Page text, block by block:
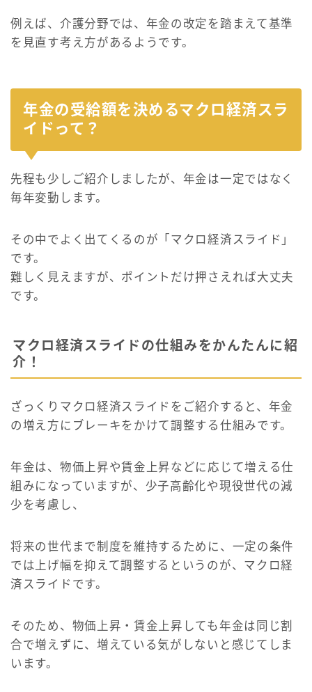
例えば、介護分野では、年金の改定を踏まえて基準
を見直す考え方があるようです。
年金の受給額を決めるマクロ経済スラ
イドって？
先程も少しご紹介しましたが、年金は一定ではなく
毎年変動します。
その中でよく出てくるのが「マクロ経済スライド」
です。
難しく見えますが、ポイントだけ押さえれば大丈夫
です。
マクロ経済スライドの仕組みをかんたんに紹
介！
ざっくりマクロ経済スライドをご紹介すると、年金
の増え方にブレーキをかけて調整する仕組みです。
年金は、物価上昇や賃金上昇などに応じて増える仕
組みになっていますが、少子高齢化や現役世代の減
少を考慮し、
将来の世代まで制度を維持するために、一定の条件
では上げ幅を抑えて調整するというのが、マクロ経
済スライドです。
そのため、物価上昇・賃金上昇しても年金は同じ割
合で増えずに、増えている気がしないと感じてしま
います。